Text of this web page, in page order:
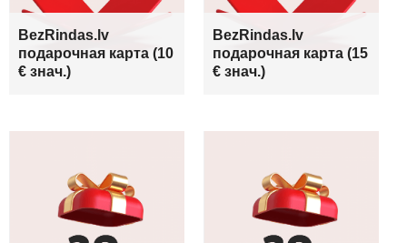
BezRindas.lv
подарочная карта (10
€ знач.)
BezRindas.lv
подарочная карта (15
€ знач.)